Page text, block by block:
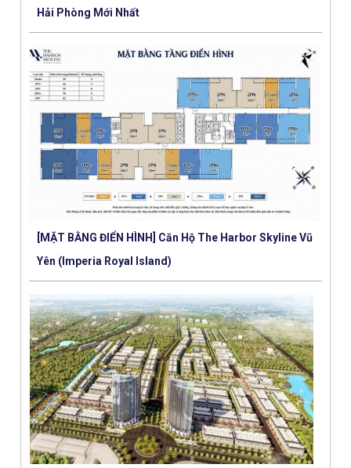
Hải Phòng Mới Nhất
[MẶT BẰNG ĐIỂN HÌNH] Căn Hộ The Harbor Skyline Vũ
Yên (Imperia Royal Island)